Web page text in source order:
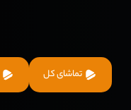
تماشای کل